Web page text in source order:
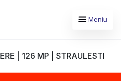
Meniu
| 126 MP | STRAULESTI